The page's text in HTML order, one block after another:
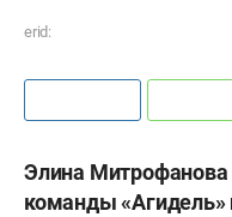
erid:
Элина Митрофанова
команды «Агидель»